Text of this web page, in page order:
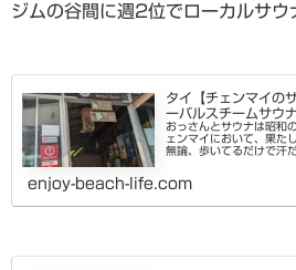
ジムの谷間に週2位でローカルサウ
タイ【チェンマイの
ーバルスチームサウ
おっさんとサウナは昭和
ェンマイにおいて、果た
無論、歩いてるだけで汗
enjoy-beach-life.com